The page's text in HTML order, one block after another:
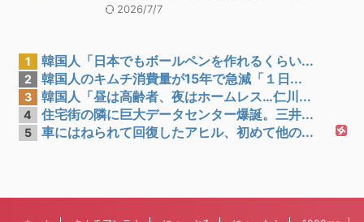
2026/7/7
1 韓国人「日本でもボールペンを作れるくらい...
2 韓国人のキムチ消費量が15年で急減「１日...
3 韓国人「昼は高齢者、夜はホームレス…仁川...
4 住宅街の隣に巨大データセンター爆誕。三井...
5 車にはねられて回復したアヒル、初めて他の...